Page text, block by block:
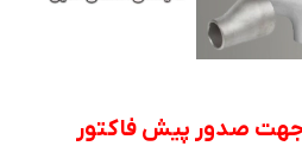
صدور پیش فاکتور